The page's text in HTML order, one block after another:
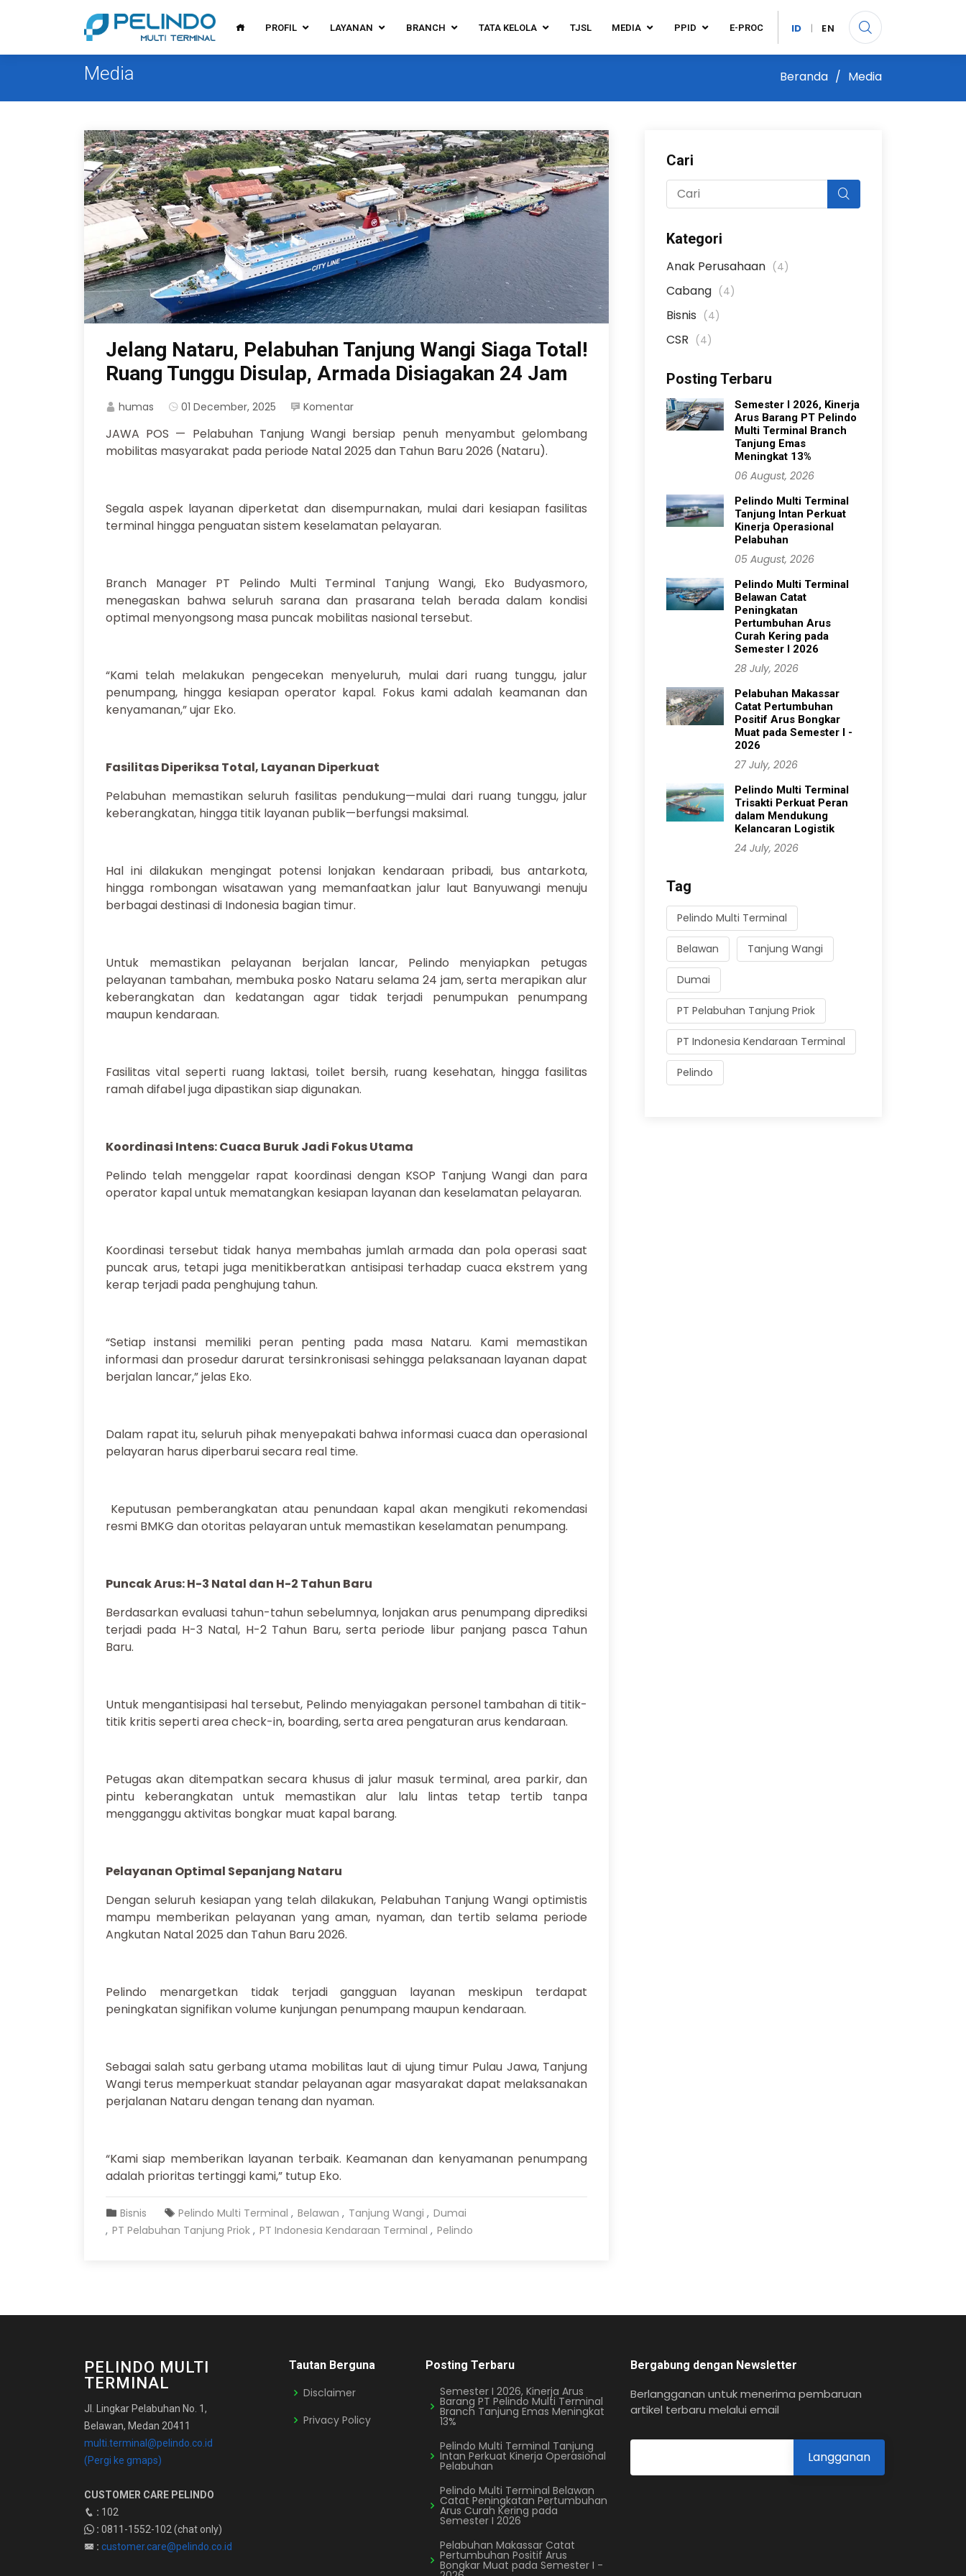
PROFIL LAYANAN BRANCH TATA KELOLA TJSL MEDIA PPID E-PROC ID | EN
Media Beranda Media
Jelang Nataru, Pelabuhan Tanjung Wangi Siaga Total!
Ruang Tunggu Disulap, Armada Disiagakan 24 Jam
humas 01 December, 2025 Komentar
JAWA POS — Pelabuhan Tanjung Wangi bersiap penuh menyambut gelombang
mobilitas masyarakat pada periode Natal 2025 dan Tahun Baru 2026 (Nataru).
Segala aspek layanan diperketat dan disempurnakan, mulai dari kesiapan fasilitas
terminal hingga penguatan sistem keselamatan pelayaran.
Branch Manager PT Pelindo Multi Terminal Tanjung Wangi, Eko Budyasmoro,
menegaskan bahwa seluruh sarana dan prasarana telah berada dalam kondisi
optimal menyongsong masa puncak mobilitas nasional tersebut.
“Kami telah melakukan pengecekan menyeluruh, mulai dari ruang tunggu, jalur
penumpang, hingga kesiapan operator kapal. Fokus kami adalah keamanan dan
kenyamanan,” ujar Eko.
Fasilitas Diperiksa Total, Layanan Diperkuat
Pelabuhan memastikan seluruh fasilitas pendukung—mulai dari ruang tunggu, jalur
keberangkatan, hingga titik layanan publik—berfungsi maksimal.
Hal ini dilakukan mengingat potensi lonjakan kendaraan pribadi, bus antarkota,
hingga rombongan wisatawan yang memanfaatkan jalur laut Banyuwangi menuju
berbagai destinasi di Indonesia bagian timur.
Untuk memastikan pelayanan berjalan lancar, Pelindo menyiapkan petugas
pelayanan tambahan, membuka posko Nataru selama 24 jam, serta merapikan alur
keberangkatan dan kedatangan agar tidak terjadi penumpukan penumpang
maupun kendaraan.
Fasilitas vital seperti ruang laktasi, toilet bersih, ruang kesehatan, hingga fasilitas
ramah difabel juga dipastikan siap digunakan.
Koordinasi Intens: Cuaca Buruk Jadi Fokus Utama
Pelindo telah menggelar rapat koordinasi dengan KSOP Tanjung Wangi dan para
operator kapal untuk mematangkan kesiapan layanan dan keselamatan pelayaran.
Koordinasi tersebut tidak hanya membahas jumlah armada dan pola operasi saat
puncak arus, tetapi juga menitikberatkan antisipasi terhadap cuaca ekstrem yang
kerap terjadi pada penghujung tahun.
“Setiap instansi memiliki peran penting pada masa Nataru. Kami memastikan
informasi dan prosedur darurat tersinkronisasi sehingga pelaksanaan layanan dapat
berjalan lancar,” jelas Eko.
Dalam rapat itu, seluruh pihak menyepakati bahwa informasi cuaca dan operasional
pelayaran harus diperbarui secara real time.
Keputusan pemberangkatan atau penundaan kapal akan mengikuti rekomendasi
resmi BMKG dan otoritas pelayaran untuk memastikan keselamatan penumpang.
Puncak Arus: H-3 Natal dan H-2 Tahun Baru
Berdasarkan evaluasi tahun-tahun sebelumnya, lonjakan arus penumpang diprediksi
terjadi pada H-3 Natal, H-2 Tahun Baru, serta periode libur panjang pasca Tahun
Baru.
Untuk mengantisipasi hal tersebut, Pelindo menyiagakan personel tambahan di titik-
titik kritis seperti area check-in, boarding, serta area pengaturan arus kendaraan.
Petugas akan ditempatkan secara khusus di jalur masuk terminal, area parkir, dan
pintu keberangkatan untuk memastikan alur lalu lintas tetap tertib tanpa
mengganggu aktivitas bongkar muat kapal barang.
Pelayanan Optimal Sepanjang Nataru
Dengan seluruh kesiapan yang telah dilakukan, Pelabuhan Tanjung Wangi optimistis
mampu memberikan pelayanan yang aman, nyaman, dan tertib selama periode
Angkutan Natal 2025 dan Tahun Baru 2026.
Pelindo menargetkan tidak terjadi gangguan layanan meskipun terdapat
peningkatan signifikan volume kunjungan penumpang maupun kendaraan.
Sebagai salah satu gerbang utama mobilitas laut di ujung timur Pulau Jawa, Tanjung
Wangi terus memperkuat standar pelayanan agar masyarakat dapat melaksanakan
perjalanan Nataru dengan tenang dan nyaman.
“Kami siap memberikan layanan terbaik. Keamanan dan kenyamanan penumpang
adalah prioritas tertinggi kami,” tutup Eko.
Bisnis Pelindo Multi Terminal Belawan Tanjung Wangi
Dumai
PT Pelabuhan Tanjung Priok
PT Indonesia Kendaraan Terminal Pelindo
Cari
Kategori
Anak Perusahaan (4)
Cabang (4)
Bisnis (4)
CSR (4)
Posting Terbaru
Semester I 2026, Kinerja
Arus Barang PT Pelindo
Multi Terminal Branch
Tanjung Emas
Meningkat 13%
06 August, 2026
Pelindo Multi Terminal
Tanjung Intan Perkuat
Kinerja Operasional
Pelabuhan
05 August, 2026
Pelindo Multi Terminal
Belawan Catat
Peningkatan
Pertumbuhan Arus
Curah Kering pada
Semester I 2026
28 July, 2026
Pelabuhan Makassar
Catat Pertumbuhan
Positif Arus Bongkar
Muat pada Semester I -
2026
27 July, 2026
Pelindo Multi Terminal
Trisakti Perkuat Peran
dalam Mendukung
Kelancaran Logistik
24 July, 2026
Tag
Pelindo Multi Terminal
Belawan Tanjung Wangi
Dumai
PT Pelabuhan Tanjung Priok
PT Indonesia Kendaraan Terminal
Pelindo
PELINDO MULTI
TERMINAL
Jl. Lingkar Pelabuhan No. 1,
Belawan, Medan 20411
multi.terminal@pelindo.co.id
(Pergi ke gmaps)
CUSTOMER CARE PELINDO
: 102
: 0811-1552-102 (chat only)
: customer.care@pelindo.co.id
Tautan Berguna
Disclaimer
Privacy Policy
Posting Terbaru
Semester I 2026, Kinerja Arus
Barang PT Pelindo Multi Terminal
Branch Tanjung Emas Meningkat
13%
Pelindo Multi Terminal Tanjung
Intan Perkuat Kinerja Operasional
Pelabuhan
Pelindo Multi Terminal Belawan
Catat Peningkatan Pertumbuhan
Arus Curah Kering pada
Semester I 2026
Pelabuhan Makassar Catat
Pertumbuhan Positif Arus
Bongkar Muat pada Semester I -
Bergabung dengan Newsletter
Berlangganan untuk menerima pembaruan
artikel terbaru melalui email